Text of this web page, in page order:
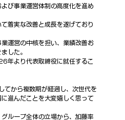
び事業運営体制の高度化を進め
着実な改善と成長を遂げており
運営の中核を担い、業績改善お
した。
年より代表取締役に就任するこ
てから複数期が経過し、次世代を
進んだことを大変嬉しく思って
ループ全体の立場から、加藤率